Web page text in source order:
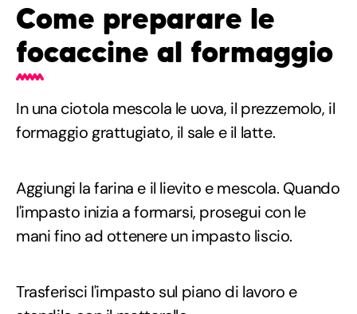
Come preparare le
focaccine al formaggio
In una ciotola mescola le uova, il prezzemolo, il
formaggio grattugiato, il sale e il latte.
Aggiungi la farina e il lievito e mescola. Quando
l'impasto inizia a formarsi, prosegui con le
mani fino ad ottenere un impasto liscio.
Trasferisci l'impasto sul piano di lavoro e